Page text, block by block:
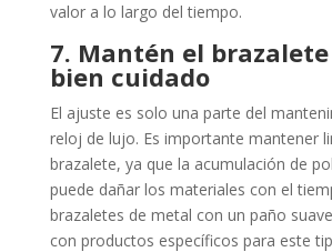
valor a lo largo del tiempo.
7. Mantén el
bien cuidado
El ajuste es solo una parte del
reloj de lujo. Es importante mantener
brazalete, ya que la acumulación de
puede dañar los materiales con el
brazaletes de metal con un paño
con productos específicos para este